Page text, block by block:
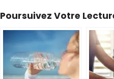
Poursuivez Votre